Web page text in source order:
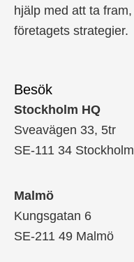
hjälp med att ta
företagets strategier.
Besök
Stockholm HQ
Sveavägen 33, 5tr
SE-111 34 Stockholm
Malmö
Kungsgatan 6
SE-211 49 Malmö